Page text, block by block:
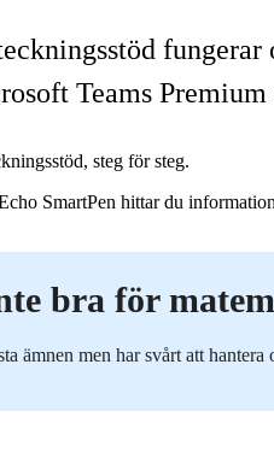
Teams Premium
steg för steg.
SmartPen hittar du
bra för
ämnen men har svårt att